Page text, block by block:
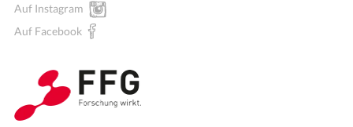
Auf Instagram
Auf Facebook